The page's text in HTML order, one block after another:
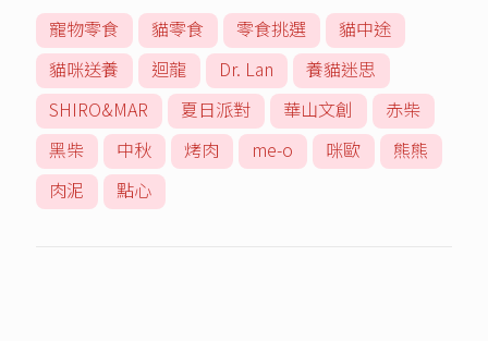
寵物零食 貓零食 零食挑選
貓中途
貓咪送養
迴龍 Dr. Lan
養貓迷思
SHIRO&MAR
夏日派對 華山文創
赤柴
黑柴
中秋 烤肉 me-o 咪歐
熊熊
肉泥
點心